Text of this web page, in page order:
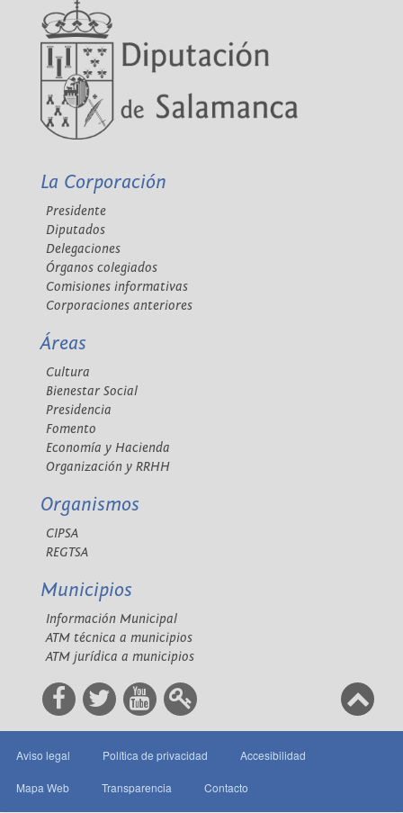
La Corporación
Presidente
Diputados
Delegaciones
Órganos colegiados
Comisiones informativas
Corporaciones anteriores
Áreas
Cultura
Bienestar Social
Presidencia
Fomento
Economía y Hacienda
Organización y RRHH
Organismos
CIPSA
REGTSA
Municipios
Información Municipal
ATM técnica a municipios
ATM jurídica a municipios
Aviso legal Política de privacidad Accesibilidad
Mapa Web Transparencia Contacto